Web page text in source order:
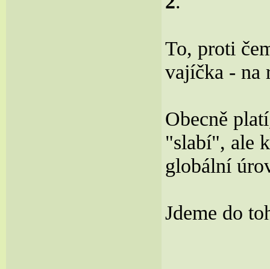
To, proti
vajíčka - na
Obecně
"slabí", ale
globální
Jdeme do